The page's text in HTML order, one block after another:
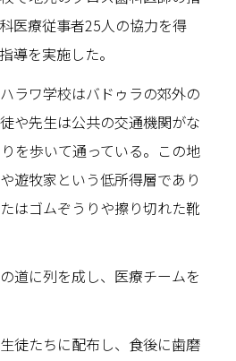
医療従事者25人の協力を得
導を実施した。
ラワ学校はバドゥラの郊外の
や先生は公共の交通機関がな
を歩いて通っている。この地
遊牧家という低所得層であり
はゴムぞうりや擦り切れた靴
道に列を成し、医療チームを
徒たちに配布し、食後に歯磨